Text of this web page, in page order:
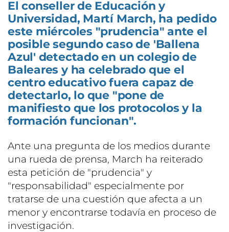
El conseller de Educación y
Universidad, Martí March, ha pedido
este miércoles "prudencia" ante el
posible segundo caso de 'Ballena
Azul' detectado en un colegio de
Baleares y ha celebrado que el
centro educativo fuera capaz de
detectarlo, lo que "pone de
manifiesto que los protocolos y la
formación funcionan".
Ante una pregunta de los medios durante
una rueda de prensa, March ha reiterado
esta petición de "prudencia" y
"responsabilidad" especialmente por
tratarse de una cuestión que afecta a un
menor y encontrarse todavía en proceso de
investigación.